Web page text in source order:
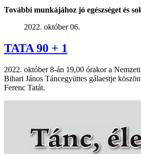
További munkájához jó egészséget és
2022. október 06.
TATA 90 + 1
2022. október 8-án 19,00 órakor a
Bihari János Táncegyüttes gálaestje
Ferenc Tatát.